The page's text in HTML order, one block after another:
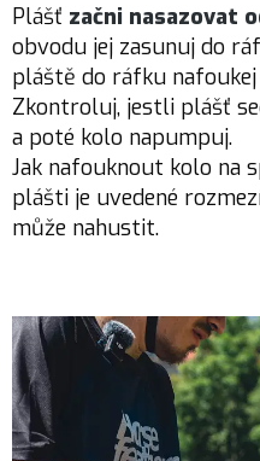
Plášť začni nasazovat
obvodu jej zasunuj do
pláště do ráfku
Zkontroluj, jestli plášť
a poté kolo napumpuj.
Jak nafouknout kolo na
plášti je uvedené
může nahustit.